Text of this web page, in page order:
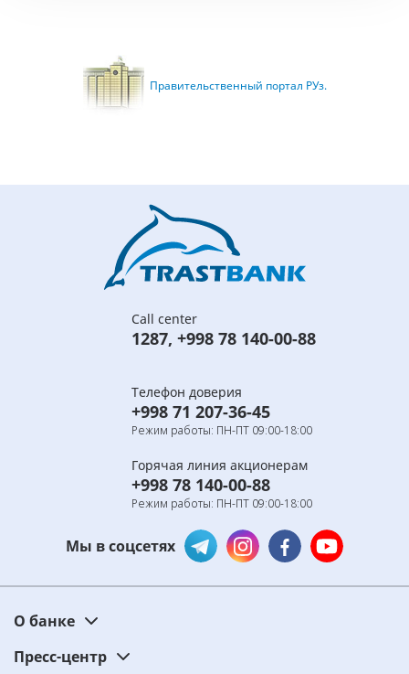
Правительственный портал РУз.
Call center
1287, +998 78 140-00-88
Телефон доверия
+998 71 207-36-45
Режим работы: ПН-ПТ 09:00-18:00
Горячая линия акционерам
+998 78 140-00-88
Режим работы: ПН-ПТ 09:00-18:00
Мы в соцсетях
О банке
Пресс-центр